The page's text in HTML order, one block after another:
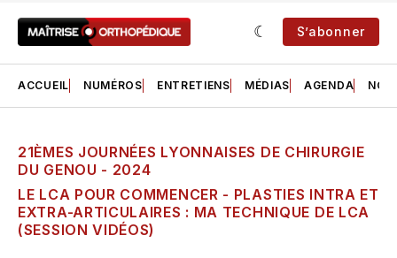
S’abonner
ACCUEIL NUMÉROS ENTRETIENS MÉDIAS AGENDA NOS
21ÈMES JOURNÉES LYONNAISES DE CHIRURGIE
DU GENOU - 2024
LE LCA POUR COMMENCER - PLASTIES INTRA ET
EXTRA-ARTICULAIRES : MA TECHNIQUE DE LCA
(SESSION VIDÉOS)